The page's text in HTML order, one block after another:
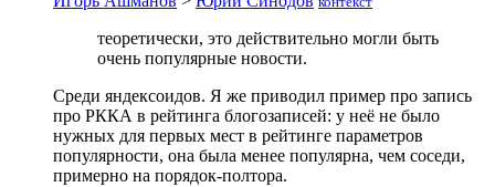
теоретически, это действительно могли быть
очень популярные новости.
Среди яндексоидов. Я же приводил пример про запись
про РККА в рейтинга блогозаписей: у неё не было
нужных для первых мест в рейтинге параметров
популярности, она была менее популярна, чем соседи,
примерно на порядок-полтора.